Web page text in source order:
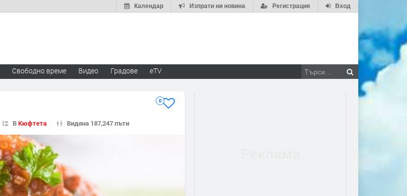
Вход
Регистрация
Изпрати ни новина
Календар
Свободно време Видео Градове eTV
0
ВКюфтета Видяна 187,247 пъти